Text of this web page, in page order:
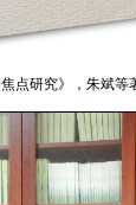
焦点研究》，朱斌等